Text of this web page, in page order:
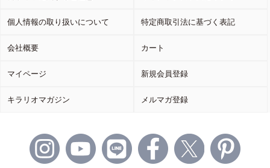
個人情報の取り扱いについて 特定商取引法に基づく表記
会社概要 カート
マイページ 新規会員登録
キラリオマガジン メルマガ登録